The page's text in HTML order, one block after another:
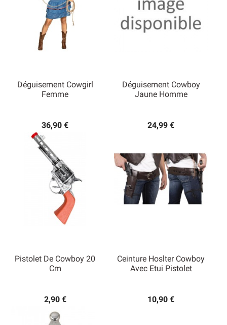
Déguisement Cowgirl
Femme
36,90 €
Déguisement Cowboy
Jaune Homme
24,99 €
Pistolet De Cowboy 20
Cm
2,90 €
Ceinture Hoslter Cowboy
Avec Etui Pistolet
10,90 €